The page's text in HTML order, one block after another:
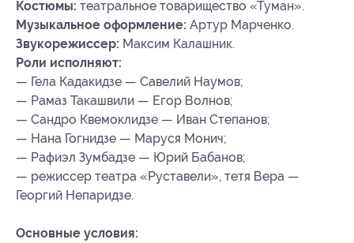
Костюмы: театральное товарищество «Туман».
Музыкальное оформление: Артур Марченко.
Звукорежиссер: Максим Калашник.
Роли исполняют:
— Гела Кадакидзе — Савелий Наумов;
— Рамаз Такашвили — Егор Волнов;
— Сандро Квемоклидзе — Иван Степанов;
— Нана Гогнидзе — Маруся Монич;
— Рафиэл Зумбадзе — Юрий Бабанов;
— режиссер театра «Руставели», тетя Вера —
Георгий Непаридзе.
Основные условия: